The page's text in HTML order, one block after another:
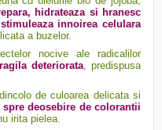
hidrateaza si hranesc
stimuleaza innoirea celulara
a buzelor.
nocive ale radicalilor
deteriorata, predispusa
dincolo de culoarea delicata si
spre deosebire de colorantii
irita pielea.